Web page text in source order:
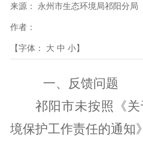
来源： 永州市生态环境局祁阳分局
作者：
【字体： 大 中 小】
一、反馈问题
祁阳市未按照《
境保护工作责任的通知》